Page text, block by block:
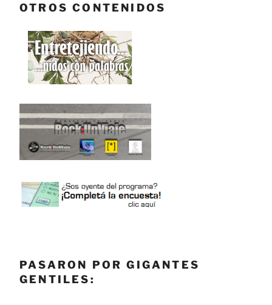
OTROS CONTENIDOS
PASARON POR GIGANTES
GENTILES: